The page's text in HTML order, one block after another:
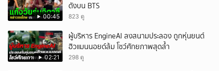
00:45
ดังบน BTS
823 ดู
02:21
ผู้บริหาร EngineAI ลงสนามประลอง ถูกหุ่นยนต์
ฮิวแมนนอยด์ล้ม โชว์ศักยภาพสุดล้ำ
298 ดู